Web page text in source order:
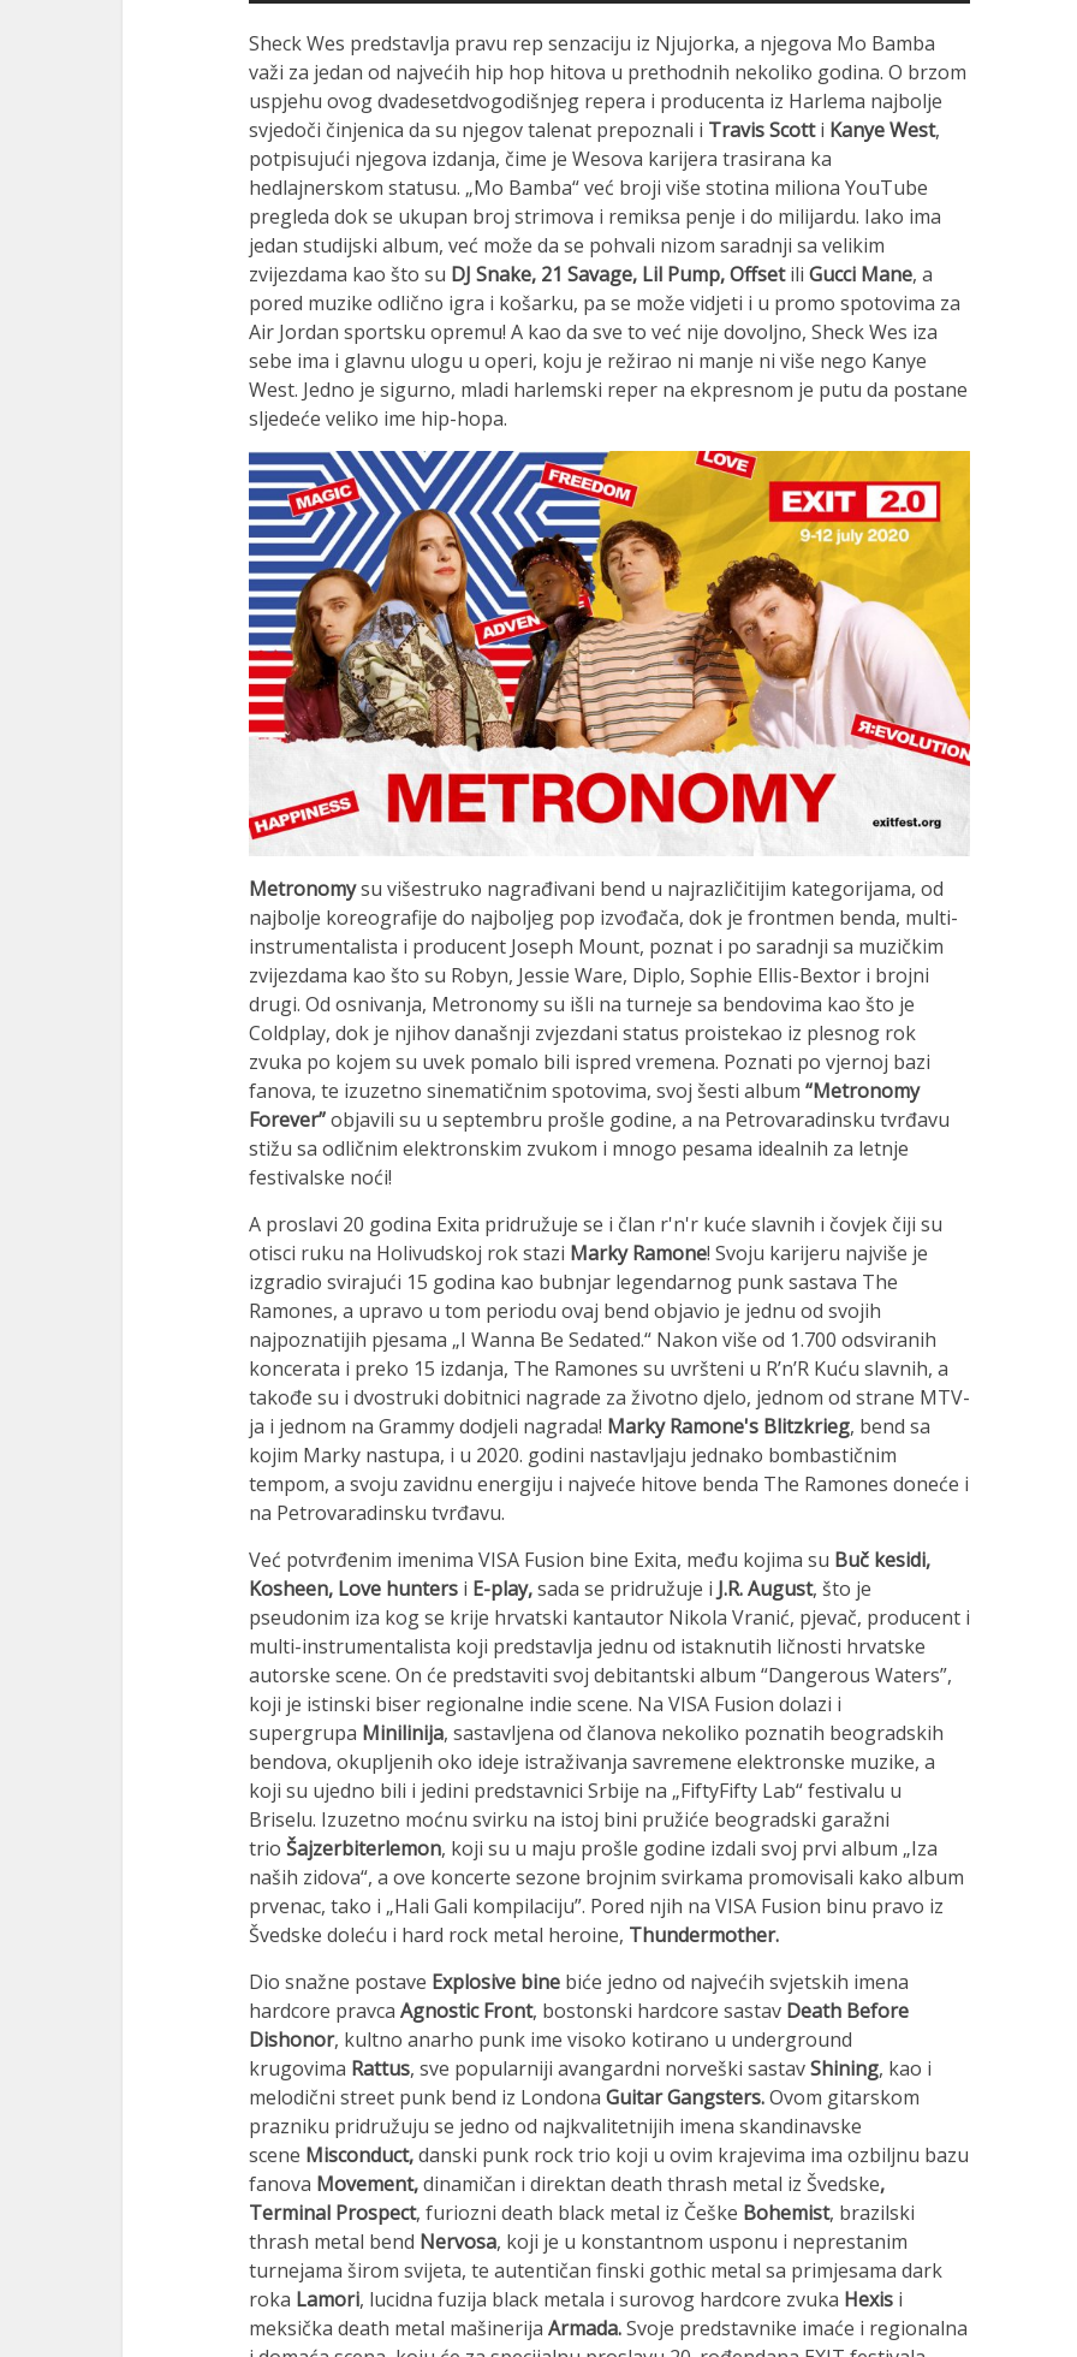
Sheck Wes predstavlja pravu rep senzaciju iz Njujorka, a njegova Mo Bamba
važi za jedan od najvećih hip hop hitova u prethodnih nekoliko godina. O brzom
uspjehu ovog dvadesetdvogodišnjeg repera i producenta iz Harlema najbolje
svjedoči činjenica da su njegov talenat prepoznali i Travis Scotti Kanye West,
potpisujući njegova izdanja, čime je Wesova karijera trasirana ka
hedlajnerskom statusu. „Mo Bamba“ već broji više stotina miliona YouTube
pregleda dok se ukupan broj strimova i remiksa penje i do milijardu. Iako ima
jedan studijski album, već može da se pohvali nizom saradnji sa velikim
zvijezdama kao što su DJ Snake, 21 Savage, Lil Pump, Offsetili Gucci Mane, a
pored muzike odlično igra i košarku, pa se može vidjeti i u promo spotovima za
Air Jordan sportsku opremu! A kao da sve to već nije dovoljno, Sheck Wes iza
sebe ima i glavnu ulogu u operi, koju je režirao ni manje ni više nego Kanye
West. Jedno je sigurno, mladi harlemski reper na ekpresnom je putu da postane
sljedeće veliko ime hip-hopa.
Metronomysu višestruko nagrađivani bend u najrazličitijim kategorijama, od
najbolje koreografije do najboljeg pop izvođača, dok je frontmen benda, multi-
instrumentalista i producent Joseph Mount, poznat i po saradnji sa muzičkim
zvijezdama kao što su Robyn, Jessie Ware, Diplo, Sophie Ellis-Bextor i brojni
drugi. Od osnivanja, Metronomy su išli na turneje sa bendovima kao što je
Coldplay, dok je njihov današnji zvjezdani status proistekao iz plesnog rok
zvuka po kojem su uvek pomalo bili ispred vremena. Poznati po vjernoj bazi
fanova, te izuzetno sinematičnim spotovima, svoj šesti album “Metronomy
Forever”objavili su u septembru prošle godine, a na Petrovaradinsku tvrđavu
stižu sa odličnim elektronskim zvukom i mnogo pesama idealnih za letnje
festivalske noći!
A proslavi 20 godina Exita pridružuje se i član r'n'r kuće slavnih i čovjek čiji su
otisci ruku na Holivudskoj rok stazi Marky Ramone! Svoju karijeru najviše je
izgradio svirajući 15 godina kao bubnjar legendarnog punk sastava The
Ramones, a upravo u tom periodu ovaj bend objavio je jednu od svojih
najpoznatijih pjesama „I Wanna Be Sedated.“ Nakon više od 1.700 odsviranih
koncerata i preko 15 izdanja, The Ramones su uvršteni u R’n’R Kuću slavnih, a
takođe su i dvostruki dobitnici nagrade za životno djelo, jednom od strane MTV-
ja i jednom na Grammy dodjeli nagrada! Marky Ramone's Blitzkrieg, bend sa
kojim Marky nastupa, i u 2020. godini nastavljaju jednako bombastičnim
tempom, a svoju zavidnu energiju i najveće hitove benda The Ramones doneće i
na Petrovaradinsku tvrđavu.
Već potvrđenim imenima VISA Fusion bine Exita, među kojima su Buč kesidi,
Kosheen, Love hunters i E-play,sada se pridružuje i J.R. August, što je
pseudonim iza kog se krije hrvatski kantautor Nikola Vranić, pjevač, producent i
multi-instrumentalista koji predstavlja jednu od istaknutih ličnosti hrvatske
autorske scene. On će predstaviti svoj debitantski album “Dangerous Waters”,
koji je istinski biser regionalne indie scene. Na VISA Fusion dolazi i
supergrupa Minilinija, sastavljena od članova nekoliko poznatih beogradskih
bendova, okupljenih oko ideje istraživanja savremene elektronske muzike, a
koji su ujedno bili i jedini predstavnici Srbije na „FiftyFifty Lab“ festivalu u
Briselu. Izuzetno moćnu svirku na istoj bini pružiće beogradski garažni
trio Šajzerbiterlemon, koji su u maju prošle godine izdali svoj prvi album „Iza
naših zidova“, a ove koncerte sezone brojnim svirkama promovisali kako album
prvenac, tako i „Hali Gali kompilaciju”. Pored njih na VISA Fusion binu pravo iz
Švedske doleću i hard rock metal heroine, Thundermother.
Dio snažne postave Explosive bine biće jedno od najvećih svjetskih imena
hardcore pravca Agnostic Front, bostonski hardcore sastav Death Before
Dishonor, kultno anarho punk ime visoko kotirano u underground
krugovima Rattus, sve popularniji avangardni norveški sastavShining, kao i
melodični street punk bend iz Londona Guitar Gangsters.Ovom gitarskom
prazniku pridružuju se jedno od najkvalitetnijih imena skandinavske
scene Misconduct,danski punk rock trio koji u ovim krajevima ima ozbiljnu bazu
fanova Movement,dinamičan i direktan death thrash metal iz Švedske,
Terminal Prospect, furiozni death black metal iz Češke Bohemist, brazilski
thrash metal bend Nervosa, koji je u konstantnom usponu i neprestanim
turnejama širom svijeta, te autentičan finski gothic metal sa primjesama dark
roka Lamori, lucidna fuzija black metala i surovog hardcore zvuka Hexis i
meksička death metal mašinerija Armada.Svoje predstavnike imaće i regionalna